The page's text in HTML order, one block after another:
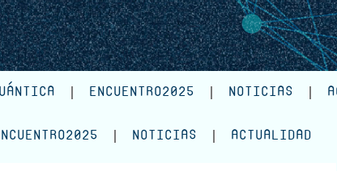
ENCUENTRO2025 NOTICIAS
NOTICIAS ACTUALIDAD